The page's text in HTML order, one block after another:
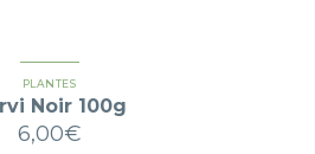
PLANTES
Noir 100g
6,00€